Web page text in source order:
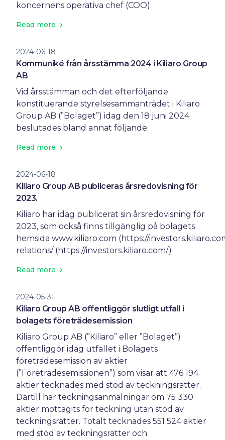
koncernens operativa chef (COO).
Read more
2024-06-18
Kommuniké från årsstämma 2024 i Kiliaro Group
AB
Vid årsstämman och det efterföljande
konstituerande styrelsesammanträdet i Kiliaro
Group AB (”Bolaget”) idag den 18 juni 2024
beslutades bland annat följande:
Read more
2024-06-18
Kiliaro Group AB publiceras årsredovisning för
2023.
Kiliaro har idag publicerat sin årsredovisning för
2023, som också finns tillgänglig på bolagets
hemsida www.kiliaro.com (https://
relations/ (https://investors.kiliaro.com/)
Read more
2024-05-31
Kiliaro Group AB offentliggör slutligt utfall i
bolagets företrädesemission
Kiliaro Group AB (”Kiliaro” eller ”Bolaget”)
offentliggör idag utfallet i Bolagets
företrädesemission av aktier
(”Företrädesemissionen”) som visar att 476 194
aktier tecknades med stöd av teckningsrätter.
Därtill har teckningsanmälningar om 75 330
aktier mottagits för teckning utan stöd av
teckningsrätter. Totalt tecknades 551 524 aktier
med stöd av teckningsrätter och